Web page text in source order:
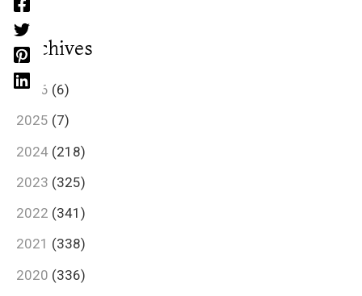
Archives
2026 (6)
2025 (7)
2024 (218)
2023 (325)
2022 (341)
2021 (338)
2020 (336)